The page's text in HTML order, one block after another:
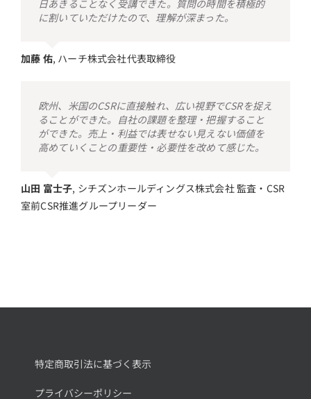
日あきることなく受講できた。質問の時間を積極的
に割いていただけたので、理解が深まった。
加藤 佑, ハーチ株式会社代表取締役
欧州、米国のCSRに直接触れ、広い視野でCSRを捉え
ることができた。自社の課題を整理・把握すること
ができた。売上・利益では表せない見えない価値を
高めていくことの重要性・必要性を改めて感じた。
山田 富士子, シチズンホールディングス株式会社 監査・CSR
室前CSR推進グループリーダー
特定商取引法に基づく表示
プライバシーポリシー